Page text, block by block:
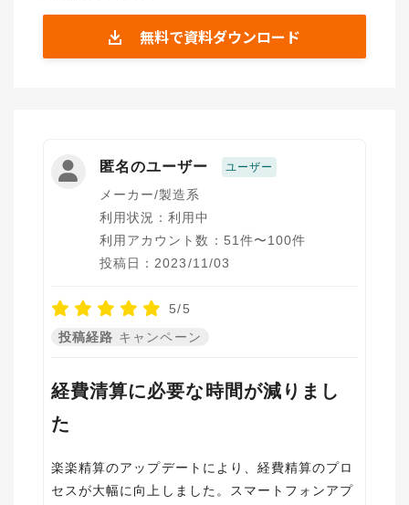
無料で資料ダウンロード
匿名のユーザー ユーザー
メーカー/製造系
利用状況：利用中
利用アカウント数：51件〜100件
投稿日：2023/11/03
5/5
投稿経路 キャンペーン
経費清算に必要な時間が減りまし
た
楽楽精算のアップデートにより、経費精算のプロ
セスが大幅に向上しました。スマートフォンアプ